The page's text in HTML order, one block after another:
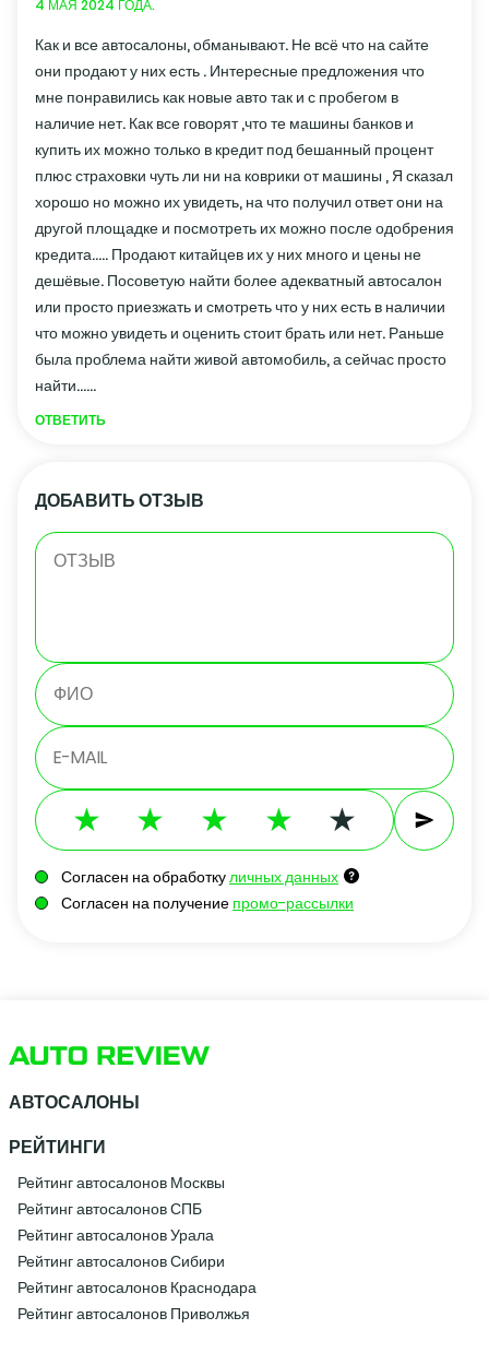
4 МАЯ 2024 ГОДА.
Как и все автосалоны, обманывают. Не всё что на сайте
они продают у них есть . Интересные предложения что
мне понравились как новые авто так и с пробегом в
наличие нет. Как все говорят ,что те машины банков и
купить их можно только в кредит под бешанный процент
плюс страховки чуть ли ни на коврики от машины , Я сказал
хорошо но можно их увидеть, на что получил ответ они на
другой площадке и посмотреть их можно после одобрения
кредита..... Продают китайцев их у них много и цены не
дешёвые. Посоветую найти более адекватный автосалон
или просто приезжать и смотреть что у них есть в наличии
что можно увидеть и оценить стоит брать или нет. Раньше
была проблема найти живой автомобиль, а сейчас просто
найти......
ОТВЕТИТЬ
ДОБАВИТЬ ОТЗЫВ
Согласен на обработкуличных данных
Согласен на получение промо-рассылки
АВТОСАЛОНЫ
РЕЙТИНГИ
Рейтинг автосалонов Москвы
Рейтинг автосалонов СПБ
Рейтинг автосалонов Урала
Рейтинг автосалонов Сибири
Рейтинг автосалонов Краснодара
Рейтинг автосалонов Приволжья